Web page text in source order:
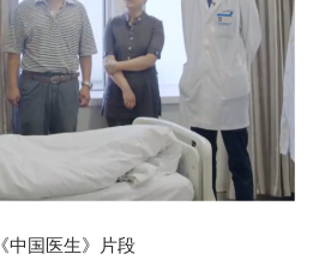
《中国医生》片段